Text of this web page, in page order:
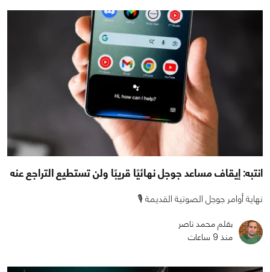
انتبه: إيقاف مساعد جوجل نهائيًا قريبًا ولن تستطيع التراجع عنه
نهاية أوامر جوجل الصوتية القديمة 🎙️
بقلم محمد ناصر
منذ 9 ساعات